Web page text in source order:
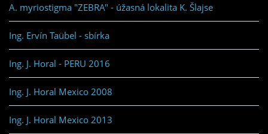
A. myriostigma "ZEBRA" - úžasná lokalita K. Šlajse
Ing. Ervín Taübel - sbírka
Ing. J. Horal - PERU 2016
Ing. J. Horal Mexico 2008
Ing. J. Horal Mexico 2013